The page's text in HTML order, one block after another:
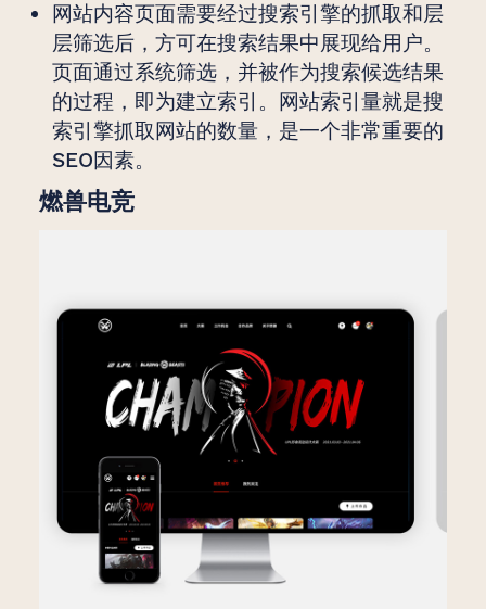
网站内容页面需要经过搜索引擎的抓取和层
层筛选后，方可在搜索结果中展现给用户。
页面通过系统筛选，并被作为搜索候选结果
的过程，即为建立索引。网站索引量就是搜
索引擎抓取网站的数量，是一个非常重要的
SEO因素。
燃兽电竞